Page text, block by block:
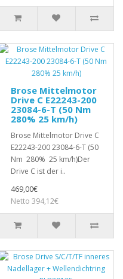
Brose Mittelmotor
Drive C E22243-200
23084-6-T (50 Nm
280% 25 km/h)
Brose Mittelmotor Drive C
E22243-200 23084-6-T (50
Nm 280% 25 km/h)Der
Drive C ist der i..
469,00€
Netto 394,12€